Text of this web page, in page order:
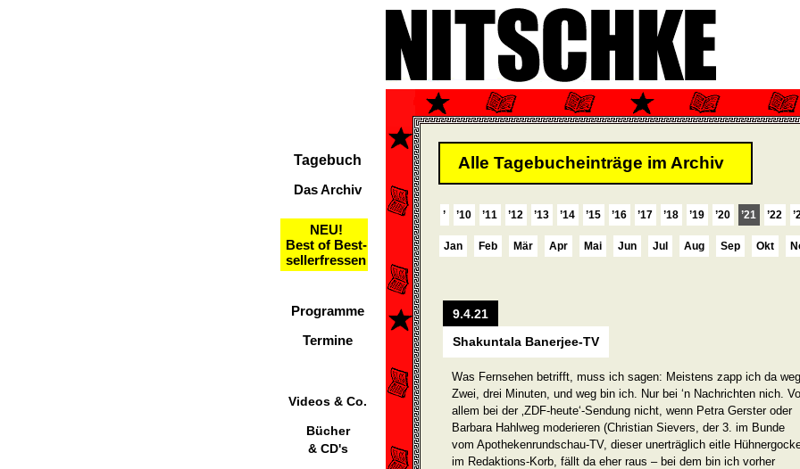
Tagebuch
Das Archiv
NEU!
Best of Best-
sellerfressen
Programme
Termine
Videos & Co.
Bücher
& CD's
Alle Tagebucheinträge im Archiv
’ ’10 ’11 ’12 ’13 ’14 ’15 ’16 ’17 ’18 ’19 ’20 ’21 ’22
Jan Feb Mär Apr Mai Jun Jul Aug Sep Okt
9.4.21
Shakuntala Banerjee-TV
Was Fernsehen betrifft, muss ich sagen: Meistens zapp ich da
Zwei, drei Minuten, und weg bin ich. Nur bei ‘n Nachrichten nich.
allem bei der ‚ZDF-heute‘-Sendung nicht, wenn Petra Gerster oder
Barbara Hahlweg moderieren (Christian Sievers, der 3. im Bunde
vom Apothekenrundschau-TV, dieser uner­träglich eitle
im Redaktions-Korb, fällt da eher raus – bei dem bin ich vorher